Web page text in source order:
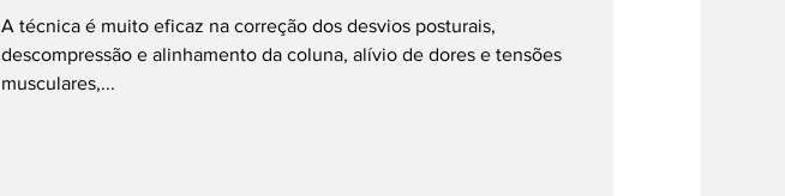
A técnica é muito eficaz na correção dos desvios posturais,
descompressão e alinhamento da coluna, alívio de dores e tensões
musculares,...